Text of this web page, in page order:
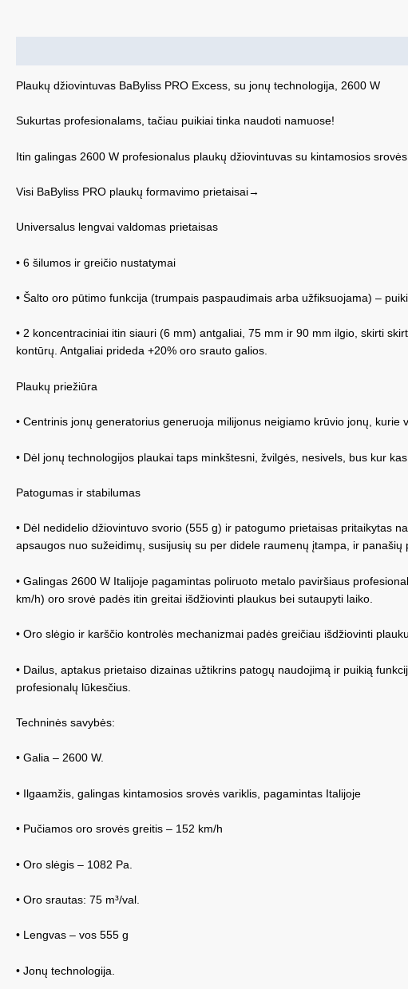
Plaukų džiovintuvas BaByliss PRO Excess, su jonų technologija, 2600 W
Sukurtas profesionalams, tačiau puikiai tinka naudoti namuose!
Itin galingas 2600 W profesionalus plaukų džiovintuvas su kintamosios srovės
Visi BaByliss PRO plaukų formavimo prietaisai→
Universalus lengvai valdomas prietaisas
• 6 šilumos ir greičio nustatymai
• Šalto oro pūtimo funkcija (trumpais paspaudimais arba užfiksuojama) –
• 2 koncentraciniai itin siauri (6 mm) antgaliai, 75 mm ir 90 mm ilgio, skirti
kontūrų. Antgaliai prideda +20% oro srauto galios.
Plaukų priežiūra
• Centrinis jonų generatorius generuoja milijonus neigiamo krūvio jonų,
• Dėl jonų technologijos plaukai taps minkštesni, žvilgės, nesivels, bus kur
Patogumas ir stabilumas
• Dėl nedidelio džiovintuvo svorio (555 g) ir patogumo prietaisas pritaikytas
apsaugos nuo sužeidimų, susijusių su per didele raumenų įtampa, ir panašių
• Galingas 2600 W Italijoje pagamintas poliruoto metalo paviršiaus
km/h) oro srovė padės itin greitai išdžiovinti plaukus bei sutaupyti laiko.
• Oro slėgio ir karščio kontrolės mechanizmai padės greičiau išdžiovinti
• Dailus, aptakus prietaiso dizainas užtikrins patogų naudojimą ir puikią
profesionalų lūkesčius.
Techninės savybės:
• Galia – 2600 W.
• Ilgaamžis, galingas kintamosios srovės variklis, pagamintas Italijoje
• Pučiamos oro srovės greitis – 152 km/h
• Oro slėgis – 1082 Pa.
• Oro srautas: 75 m³/val.
• Lengvas – vos 555 g
• Jonų technologija.